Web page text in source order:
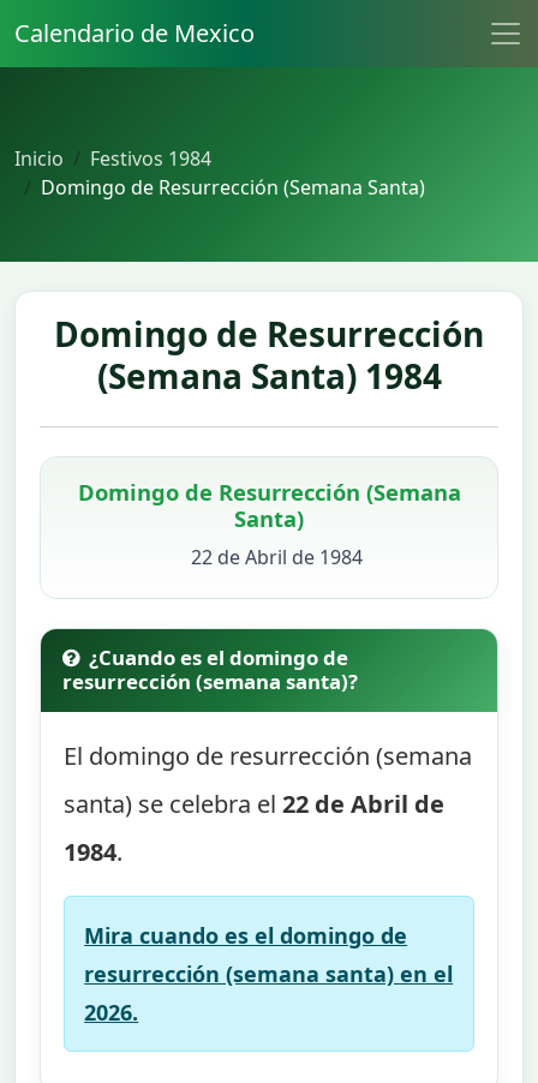
Calendario de Mexico
Inicio
Festivos 1984
Domingo de Resurrección (Semana Santa)
Domingo de Resurrección
(Semana Santa) 1984
Domingo de Resurrección (Semana
Santa)
22 de Abril de 1984
¿Cuando es el domingo de
resurrección (semana santa)?
El domingo de resurrección (semana
santa) se celebra el22 de Abril de
1984.
Mira cuando es el domingo de
resurrección (semana santa) en el
2026.